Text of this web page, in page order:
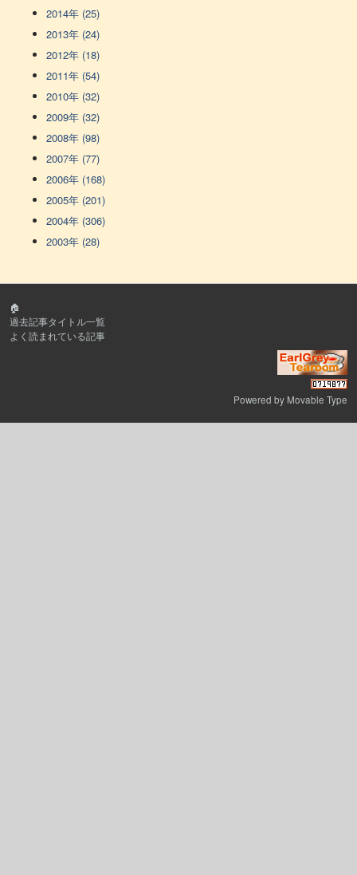
2014年 (25)
2013年 (24)
2012年 (18)
2011年 (54)
2010年 (32)
2009年 (32)
2008年 (98)
2007年 (77)
2006年 (168)
2005年 (201)
2004年 (306)
2003年 (28)
🏠
過去記事タイトル一覧
よく読まれている記事
Powered by Movable Type